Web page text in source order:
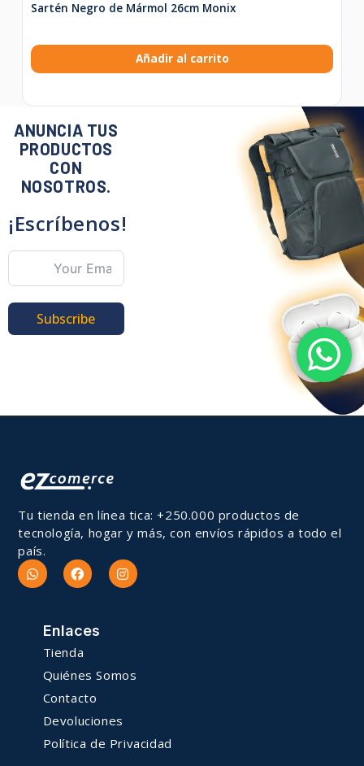
Sartén Negro de Mármol 26cm Monix
Añadir al carrito
ANUNCIA TUS
PRODUCTOS
CON
NOSOTROS.
¡Escríbenos!
Subscribe
Tu tienda en línea tica: +250.000 productos de
tecnología, hogar y más, con envíos rápidos a todo el
país.
Enlaces
Tienda
Quiénes Somos
Contacto
Devoluciones
Política de Privacidad